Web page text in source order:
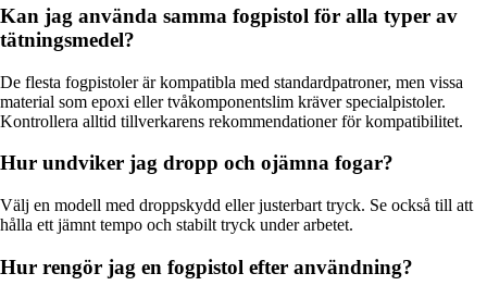
Kan jag använda samma fogpistol för alla typer av
tätningsmedel?
De flesta fogpistoler är kompatibla med standardpatroner, men vissa
material som epoxi eller tvåkomponentslim kräver specialpistoler.
Kontrollera alltid tillverkarens rekommendationer för kompatibilitet.
Hur undviker jag dropp och ojämna fogar?
Välj en modell med droppskydd eller justerbart tryck. Se också till att
hålla ett jämnt tempo och stabilt tryck under arbetet.
Hur rengör jag en fogpistol efter användning?